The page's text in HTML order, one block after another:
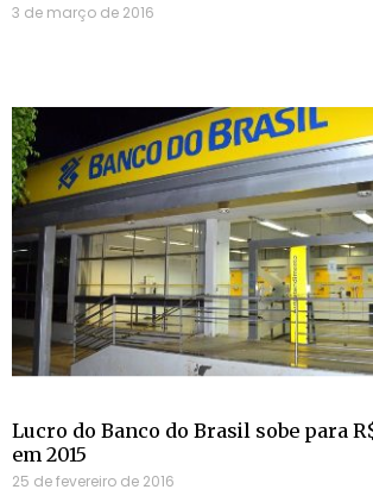
3 de março de 2016
Lucro do Banco do Brasil sobe para
em 2015
25 de fevereiro de 2016